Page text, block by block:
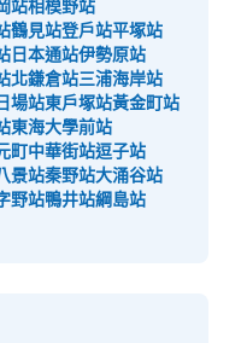
站相模野站
鶴見站登戶站平塚站
日本通站伊勢原站
北鎌倉站三浦海岸站
場站東戶塚站黃金町站
東海大學前站
町中華街站逗子站
景站秦野站大涌谷站
野站鴨井站綱島站